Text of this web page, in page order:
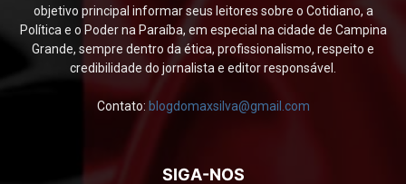
objetivo principal informar seus leitores sobre o Cotidiano, a
Política e o Poder na Paraíba, em especial na cidade de Campina
Grande, sempre dentro da ética, profissionalismo, respeito e
credibilidade do jornalista e editor responsável.
Contato: blogdomaxsilva@gmail.com
SIGA-NOS